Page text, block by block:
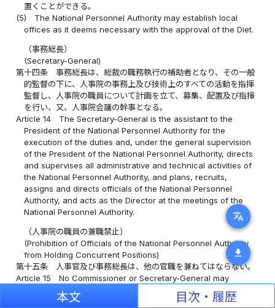
translate
download
置くことができる。
(5)
The National Personnel Authority may establish local
offices as it deems necessary with the approval of the Diet.
（事務総長）
(Secretary-General)
第十四条
事務総長は、総裁の職務執行の補助者となり、その一般
的監督の下に、人事院の事務上及び技術上のすべての活動を指揮
監督し、人事院の職員について計画を立て、募集、配置及び指揮
を行い、又、人事院会議の幹事となる。
Article 14
The Secretary-General is the assistant to the
President of the National Personnel Authority for the
execution of the duties and, under the general supervision
of the President of the National Personnel Authority, directs
and supervises all administrative and technical activities of
the National Personnel Authority, and plans, recruits,
assigns and directs officials of the National Personnel
Authority, and acts as the Director at the meetings of the
National Personnel Authority.
（人事院の職員の兼職禁止）
(Prohibition of Officials of the National Personnel Authority
from Holding Concurrent Positions)
第十五条
人事官及び事務総長は、他の官職を兼ねてはならない。
Article 15
No Commissioner or Secretary-General may
concurrently hold any other government position.
本文 目次・履歴